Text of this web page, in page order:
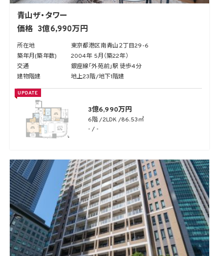
青山ザ・タワー
価格 3億6,990万円
所在地
東京都港区南青山２丁目29-6
築年月(築年数)
2004年 5月（築22年）
交通
銀座線「外苑前」駅 徒歩4分
建物階建
地上23階/地下1階建
UPDATE
3億6,990万円
6階 2LDK
86.53㎡
- / -